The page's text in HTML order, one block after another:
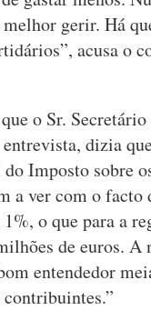
gerir. Há
acusa o
o Sr. Secretário
dizia
Imposto sobre
a ver com o facto
o que para a
de euros.
entendedor
contribuintes.”